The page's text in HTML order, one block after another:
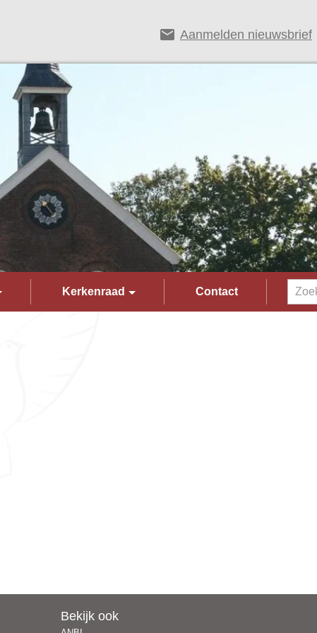
email Aanmelden nieuwsbrief
Kerkenraad Contact
Bekijk ook